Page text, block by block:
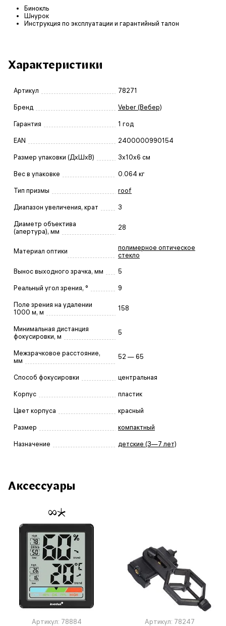
Бинокль
Шнурок
Инструкция по эксплуатации и гарантийный талон
Характеристики
Артикул 78271
Бренд Veber (Вебер)
Гарантия 1 год
EAN 2400000990154
Размер упаковки (ДxШxВ) 3x10x6 см
Вес в упаковке 0.064 кг
Тип призмы roof
Диапазон увеличения, крат 3
Диаметр объектива
(апертура), мм
28
Материал оптики
полимерное оптическое
стекло
Вынос выходного зрачка, мм 5
Реальный угол зрения, ° 9
Поле зрения на удалении
1000 м, м
158
Минимальная дистанция
фокусировки, м
5
Межзрачковое расстояние,
мм
52 — 65
Способ фокусировки центральная
Корпус пластик
Цвет корпуса красный
Размер компактный
Назначение детские (3—7 лет)
Аксессуары
Артикул: 78884 Артикул: 78247